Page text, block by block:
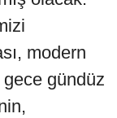
modern
gündüz